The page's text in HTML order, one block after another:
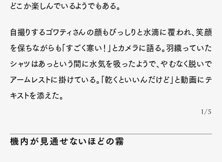
どこか楽しんでいるようでもある。
自撮りするゴワティさんの顔もびっしりと水滴に覆われ、笑顔
を保ちながらも「すごく寒い！」とカメラに語る。羽織っていた
シャツはあっという間に水気を吸ったようで、やむなく脱いで
アームレストに掛けている。「乾くといいんだけど」と動画にテ
キストを添えた。
1/5
機内が見通せないほどの霧